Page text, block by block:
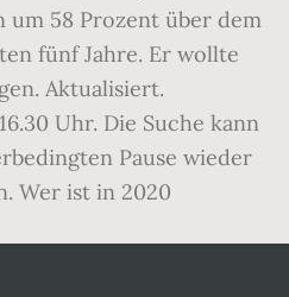
um 58 Prozent über dem
fünf Jahre. Er wollte
Aktualisiert.
Uhr. Die Suche kann
Pause wieder
Wer ist in 2020